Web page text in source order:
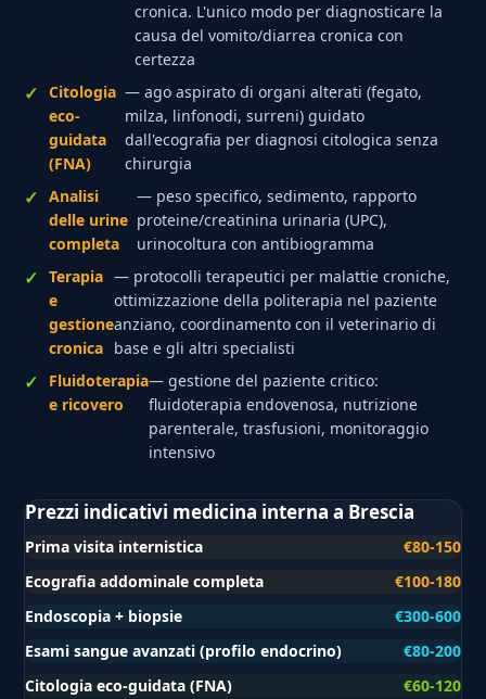
cronica. L'unico modo per diagnosticare la
causa del vomito/diarrea cronica con
certezza
Citologia
eco-
guidata
(FNA)
— ago aspirato di organi alterati (fegato,
milza, linfonodi, surreni) guidato
dall'ecografia per diagnosi citologica senza
chirurgia
Analisi
delle urine
completa
— peso specifico, sedimento, rapporto
proteine/creatinina urinaria (UPC),
urinocoltura con antibiogramma
Terapia
e
gestione
cronica
— protocolli terapeutici per malattie croniche,
ottimizzazione della politerapia nel paziente
anziano, coordinamento con il veterinario di
base e gli altri specialisti
Fluidoterapia
e ricovero
— gestione del paziente critico:
fluidoterapia endovenosa, nutrizione
parenterale, trasfusioni, monitoraggio
intensivo
Prezzi indicativi medicina interna a Brescia
Prima visita internistica
€80-150
Ecografia addominale completa
€100-180
Endoscopia + biopsie
€300-600
Esami sangue avanzati (profilo endocrino)
€80-200
Citologia eco-guidata (FNA)
€60-120